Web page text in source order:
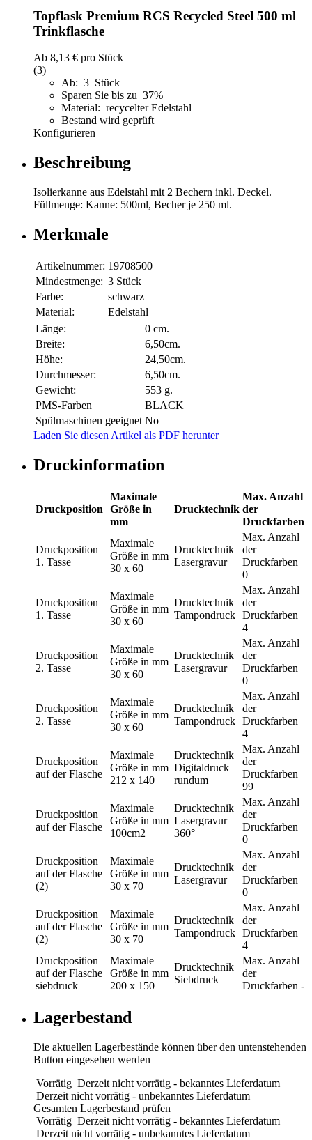
Topflask Premium RCS Recycled Steel 500 ml
Trinkflasche
Ab 8,13 € pro Stück
(3)
Ab: 3 Stück
Sparen Sie bis zu 37%
Material: recycelter Edelstahl
Bestand wird geprüft
Konfigurieren
Beschreibung
Isolierkanne aus Edelstahl mit 2 Bechern inkl. Deckel.
Füllmenge: Kanne: 500ml, Becher je 250 ml.
Merkmale
Artikelnummer: 19708500
Mindestmenge: 3 Stück
Farbe:
schwarz
Material:
Edelstahl
Länge:
0 cm.
Breite:
6,50cm.
Höhe:
24,50cm.
Durchmesser:
6,50cm.
Gewicht:
553 g.
PMS-Farben
BLACK
Spülmaschinen geeignet No
Laden Sie diesen Artikel als PDF herunter
Druckinformation
Druckposition
Maximale
Größe in
mm
Drucktechnik
Max. Anzahl
der
Druckfarben
Druckposition
1. Tasse
Maximale
Größe in mm
30 x 60
Drucktechnik
Lasergravur
Max. Anzahl
der
Druckfarben
0
Druckposition
1. Tasse
Maximale
Größe in mm
30 x 60
Drucktechnik
Tampondruck
Max. Anzahl
der
Druckfarben
4
Druckposition
2. Tasse
Maximale
Größe in mm
30 x 60
Drucktechnik
Lasergravur
Max. Anzahl
der
Druckfarben
0
Druckposition
2. Tasse
Maximale
Größe in mm
30 x 60
Drucktechnik
Tampondruck
Max. Anzahl
der
Druckfarben
4
Druckposition
auf der Flasche
Maximale
Größe in mm
212 x 140
Drucktechnik
Digitaldruck
rundum
Max. Anzahl
der
Druckfarben
99
Druckposition
auf der Flasche
Maximale
Größe in mm
100cm2
Drucktechnik
Lasergravur
360°
Max. Anzahl
der
Druckfarben
0
Druckposition
auf der Flasche
(2)
Maximale
Größe in mm
30 x 70
Drucktechnik
Lasergravur
Max. Anzahl
der
Druckfarben
0
Druckposition
auf der Flasche
(2)
Maximale
Größe in mm
30 x 70
Drucktechnik
Tampondruck
Max. Anzahl
der
Druckfarben
4
Druckposition
auf der Flasche
siebdruck
Maximale
Größe in mm
200 x 150
Drucktechnik
Siebdruck
Max. Anzahl
der
Druckfarben -
Lagerbestand
Die aktuellen Lagerbestände können über den untenstehenden
Button eingesehen werden
Vorrätig Derzeit nicht vorrätig - bekanntes Lieferdatum
Derzeit nicht vorrätig - unbekanntes Lieferdatum
Gesamten Lagerbestand prüfen
Vorrätig Derzeit nicht vorrätig - bekanntes Lieferdatum
Derzeit nicht vorrätig - unbekanntes Lieferdatum